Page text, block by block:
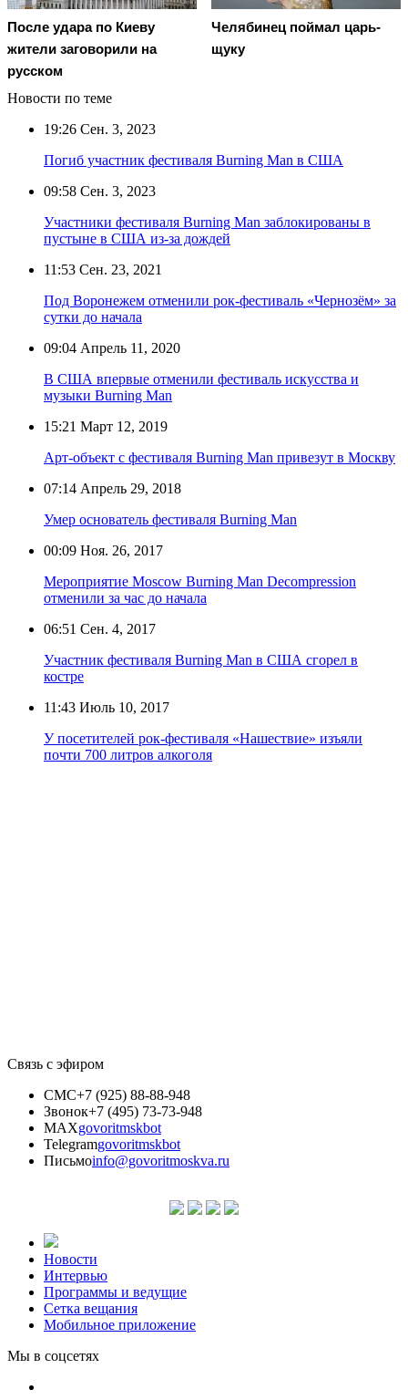
После удара по Киеву
жители заговорили на
русском
Челябинец поймал царь-
щуку
Новости по теме
19:26 Сен. 3, 2023
Погиб участник фестиваля Burning Man в США
09:58 Сен. 3, 2023
Участники фестиваля Burning Man заблокированы в
пустыне в США из-за дождей
11:53 Сен. 23, 2021
Под Воронежем отменили рок-фестиваль «Чернозём» за
сутки до начала
09:04 Апрель 11, 2020
В США впервые отменили фестиваль искусства и
музыки Burning Man
15:21 Март 12, 2019
Арт-объект с фестиваля Burning Man привезут в Москву
07:14 Апрель 29, 2018
Умер основатель фестиваля Burning Man
00:09 Ноя. 26, 2017
Мероприятие Moscow Burning Man Decompression
отменили за час до начала
06:51 Сен. 4, 2017
Участник фестиваля Burning Man в США сгорел в
костре
11:43 Июль 10, 2017
У посетителей рок-фестиваля «Нашествие» изъяли
почти 700 литров алкоголя
Связь с эфиром
СМС+7 (925) 88-88-948
Звонок+7 (495) 73-73-948
MAXgovoritmskbot
Telegramgovoritmskbot
Письмоinfo@govoritmoskva.ru
Новости
Интервью
Программы и ведущие
Сетка вещания
Мобильное приложение
Мы в соцсетях